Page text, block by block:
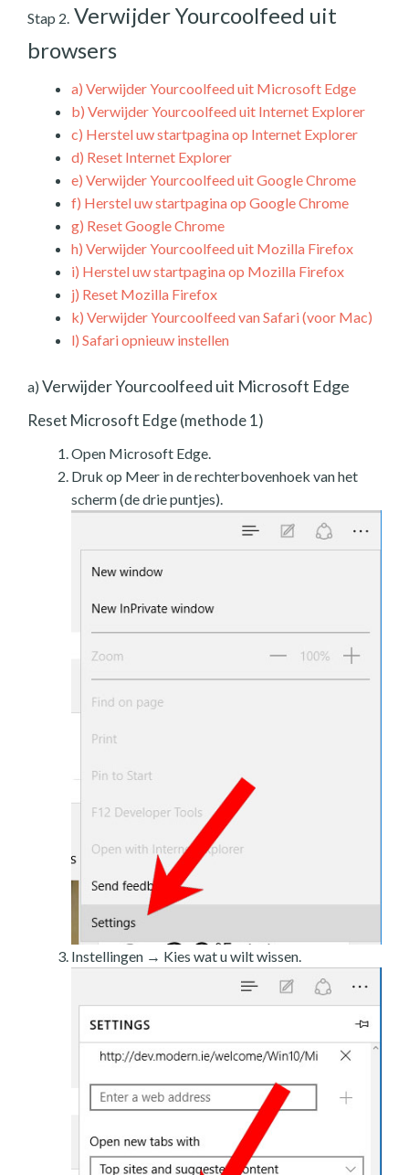
Stap 2. Verwijder Yourcoolfeed uit
browsers
a) Verwijder Yourcoolfeed uit Microsoft Edge
b) Verwijder Yourcoolfeed uit Internet Explorer
c) Herstel uw startpagina op Internet Explorer
d) Reset Internet Explorer
e) Verwijder Yourcoolfeed uit Google Chrome
f) Herstel uw startpagina op Google Chrome
g) Reset Google Chrome
h) Verwijder Yourcoolfeed uit Mozilla Firefox
i) Herstel uw startpagina op Mozilla Firefox
j) Reset Mozilla Firefox
k) Verwijder Yourcoolfeed van Safari (voor Mac)
l) Safari opnieuw instellen
a) Verwijder Yourcoolfeed uit Microsoft Edge
Reset Microsoft Edge (methode 1)
Open Microsoft Edge.
Druk op Meer in de rechterbovenhoek van het
scherm (de drie puntjes).
Instellingen → Kies wat u wilt wissen.